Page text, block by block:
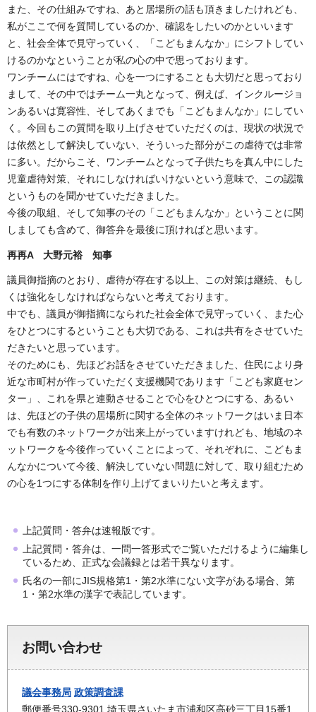
また、その仕組みですね、あと居場所の話も頂きましたけれども、
私がここで何を質問しているのか、確認をしたいのかといいます
と、社会全体で見守っていく、「こどもまんなか」にシフトしてい
けるのかなということが私の心の中で思っております。
ワンチームにはですね、心を一つにすることも大切だと思っており
まして、その中ではチーム一丸となって、例えば、インクルージョ
ンあるいは寛容性、そしてあくまでも「こどもまんなか」にしてい
く。今回もこの質問を取り上げさせていただくのは、現状の状況で
は依然として解決していない、そういった部分がこの虐待では非常
に多い。だからこそ、ワンチームとなって子供たちを真ん中にした
児童虐待対策、それにしなければいけないという意味で、この認識
というものを聞かせていただきました。
今後の取組、そして知事のその「こどもまんなか」ということに関
しましても含めて、御答弁を最後に頂ければと思います。
再再A 大野元裕 知事
議員御指摘のとおり、虐待が存在する以上、この対策は継続、もし
くは強化をしなければならないと考えております。
中でも、議員が御指摘になられた社会全体で見守っていく、また心
をひとつにするということも大切である、これは共有をさせていた
だきたいと思っています。
そのためにも、先ほどお話をさせていただきました、住民により身
近な市町村が作っていただく支援機関であります「こども家庭セン
ター」、これを県と連動させることで心をひとつにする、あるい
は、先ほどの子供の居場所に関する全体のネットワークはいま日本
でも有数のネットワークが出来上がっていますけれども、地域のネ
ットワークを今後作っていくことによって、それぞれに、こどもま
んなかについて今後、解決していない問題に対して、取り組むため
の心を1つにする体制を作り上げてまいりたいと考えます。
上記質問・答弁は速報版です。
上記質問・答弁は、一問一答形式でご覧いただけるように編集し
ているため、正式な会議録とは若干異なります。
氏名の一部にJIS規格第1・第2水準にない文字がある場合、第
1・第2水準の漢字で表記しています。
お問い合わせ
議会事務局 政策調査課
郵便番号330-9301 埼玉県さいたま市浦和区高砂三丁目15番1